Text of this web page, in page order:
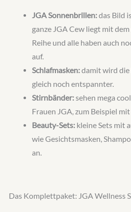
JGA Sonnenbrillen:das Bild
ganze JGA Cew liegt mit
Reihe und alle haben auch
auf.
Schlafmasken:damit wird die
gleich noch entspannter.
Stirnbänder:sehen mega
Frauen JGA, zum Beispiel
Beauty-Sets:kleine Sets mit
wie Gesichtsmasken,
an.
Das Komplettpaket: JGA Wellness